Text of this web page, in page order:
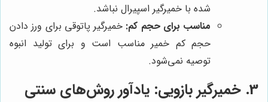
شده با خمیرگیر اسپیرال نباشد.
مناسب برای حجم کم: خمیرگیر پاتوقی برای ورز دادن
حجم کم خمیر مناسب است و برای تولید انبوه
توصیه نمی‌شود.
3. خمیرگیر بازویی: یادآور روش‌های سنتی